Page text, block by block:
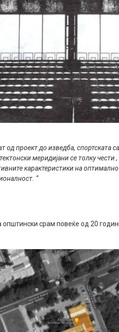
од проект до изведба, спортската
меридијани се толку чести
карактеристики на
“
општински срам повеќе од 20